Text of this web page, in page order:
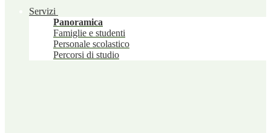
Servizi
Panoramica
Famiglie e studenti
Personale scolastico
Percorsi di studio